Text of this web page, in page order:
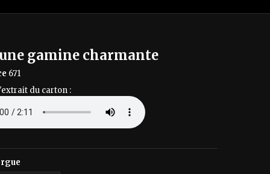
gamine charmante
671
du carton :